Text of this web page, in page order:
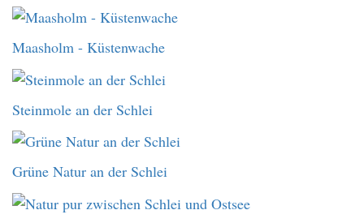
Maasholm - Küstenwache
Steinmole an der Schlei
Grüne Natur an der Schlei